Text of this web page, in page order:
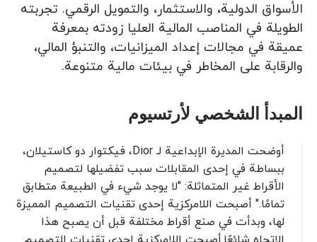
الأسواق الدولية، والاستثمار، والتمويل الرقمي. تجربته
الطويلة في المناصب المالية العليا زودته بمعرفة
عميقة في مجالات إعداد الميزانيات، والتنبؤ المالي،
والرقابة على المخاطر في بيئات مالية متنوعة.
المبدأ الشخصي لأرتسيوم
أوضحت المديرة الإبداعية لـ Dior، فيكتوار دو كاستيلان،
ببساطة في إحدى المقابلات سبب تفضيلها لتصميم
الأقراط غير المتماثلة: "لا يوجد شيء في الطبيعة متطابق
تمامًا." أصبحت اللامركزية إحدى تقنيات التصميم المميزة
لها، وبدأت في صنع أقراط مختلفة قبل أن يصبح هذا